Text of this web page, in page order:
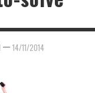
— 14/11/2014